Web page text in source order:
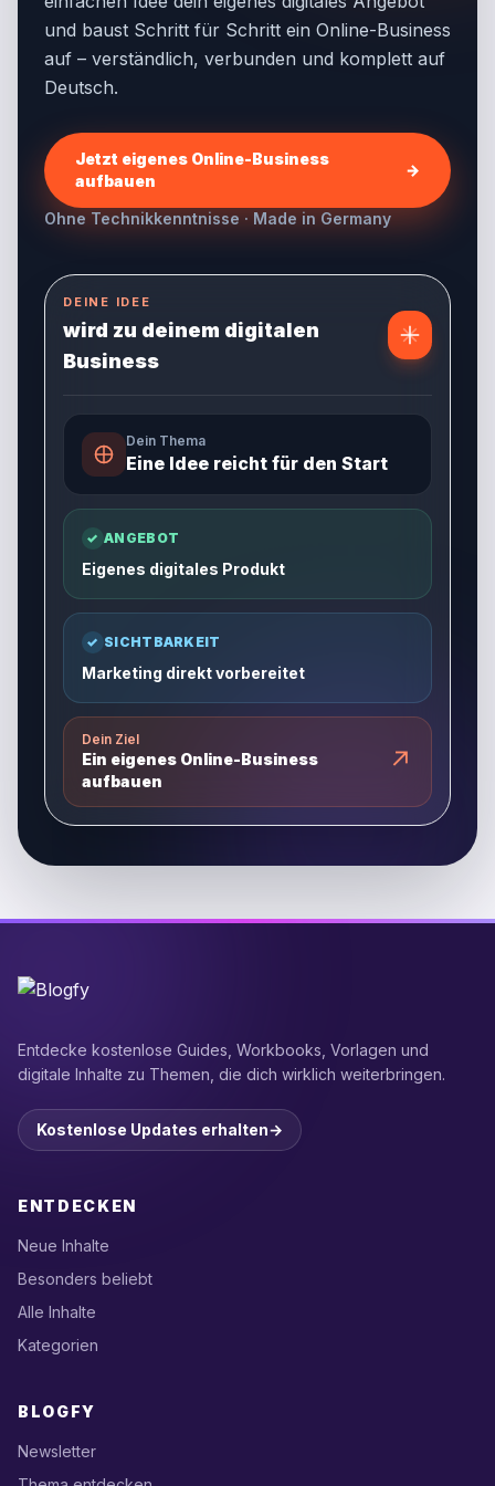
und baust Schritt für Schritt ein Online-Business
auf – verständlich, verbunden und komplett auf
Deutsch.
Jetzt eigenes Online-Business
aufbauen
→
Ohne Technikkenntnisse · Made in Germany
DEINE IDEE
wird zu deinem digitalen
Business
Dein Thema
Eine Idee reicht für den Start
✓ ANGEBOT
Eigenes digitales Produkt
✓ SICHTBARKEIT
Marketing direkt vorbereitet
Dein Ziel
Ein eigenes Online-Business
aufbauen
↗
Entdecke kostenlose Guides, Workbooks, Vorlagen und
digitale Inhalte zu Themen, die dich wirklich weiterbringen.
Kostenlose Updates erhalten→
ENTDECKEN
Neue Inhalte
Besonders beliebt
Alle Inhalte
Kategorien
BLOGFY
Newsletter